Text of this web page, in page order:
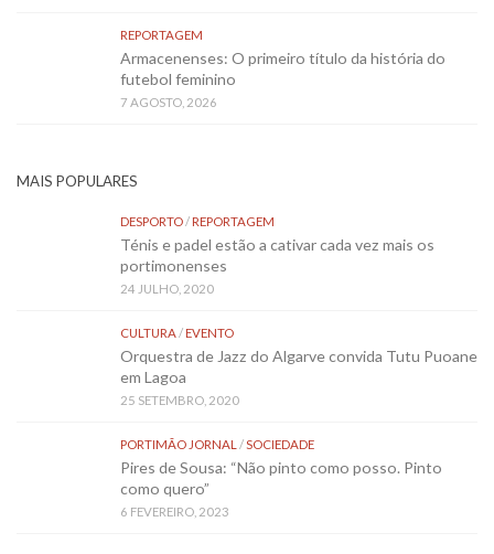
REPORTAGEM
Armacenenses: O primeiro título da história do
futebol feminino
7 AGOSTO, 2026
MAIS POPULARES
DESPORTO/REPORTAGEM
Ténis e padel estão a cativar cada vez mais os
portimonenses
24 JULHO, 2020
CULTURA/EVENTO
Orquestra de Jazz do Algarve convida Tutu Puoane
em Lagoa
25 SETEMBRO, 2020
PORTIMÃO JORNAL /SOCIEDADE
Pires de Sousa: “Não pinto como posso. Pinto
como quero”
6 FEVEREIRO, 2023